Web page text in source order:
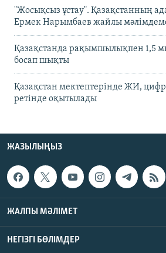
"Жосықсыз ұстау". Қазақстанның
Ермек Нарымбаев жайлы
Қазақстанда рақымшылықпен 1,5
босап шықты
Қазақстан мектептерінде ЖИ,
ретінде оқытылады
ЖАЗЫЛЫҢЫЗ
ЖАЛПЫ МӘЛІМЕТ
НЕГІЗГІ БӨЛІМДЕР